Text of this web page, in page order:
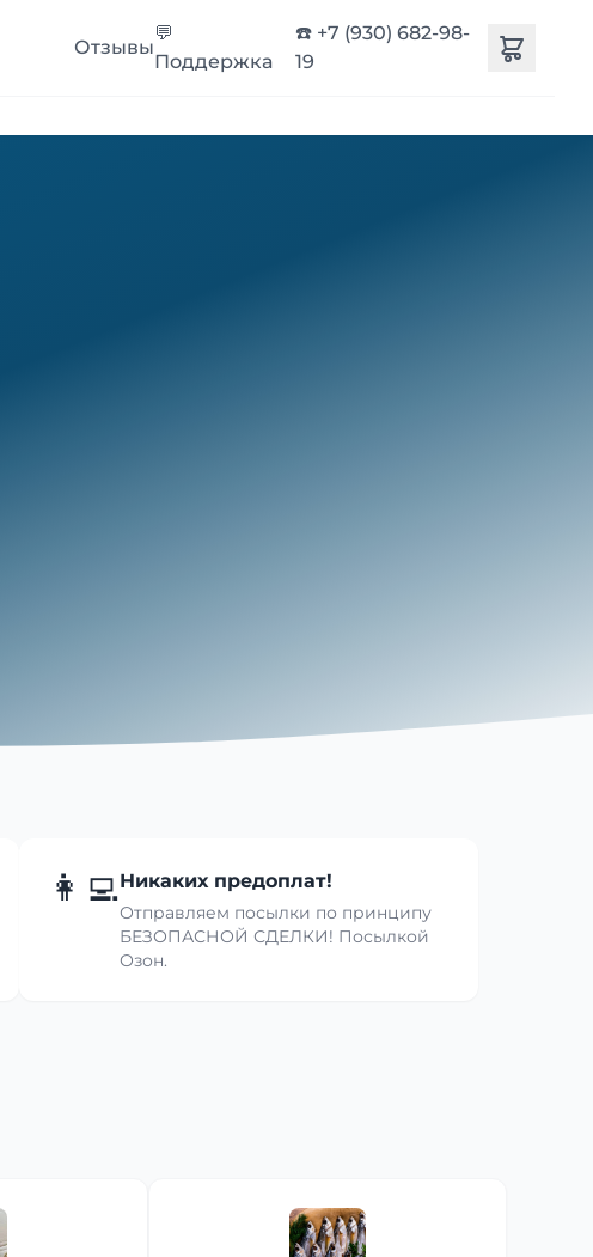
Отзывы
💬
Поддержка
☎️ +7 (930) 682-98-
19
👩‍💻Никаких предоплат!
Отправляем посылки по принципу
БЕЗОПАСНОЙ СДЕЛКИ! Посылкой
Озон.